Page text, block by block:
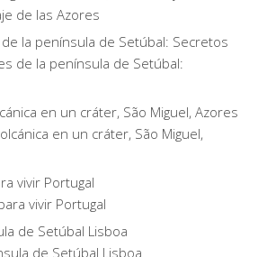
la península de Setúbal: Secretos
en un cráter, São Miguel, Azores
vivir Portugal
de Setúbal Lisboa